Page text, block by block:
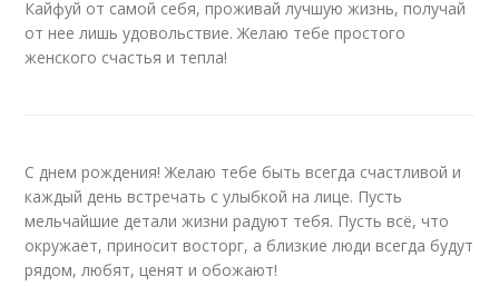
Кайфуй от самой себя, проживай лучшую жизнь, получай
от нее лишь удовольствие. Желаю тебе простого
женского счастья и тепла!
С днем рождения! Желаю тебе быть всегда счастливой и
каждый день встречать с улыбкой на лице. Пусть
мельчайшие детали жизни радуют тебя. Пусть всё, что
окружает, приносит восторг, а близкие люди всегда будут
рядом, любят, ценят и обожают!